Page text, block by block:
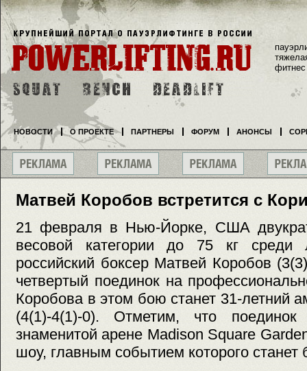
Матвей Коробов встретится с
21 февраля в Нью-Йорке, США
весовой категории до 75 кг среди
российский боксер Матвей Коробов
четвертый поединок на
Коробова в этом бою станет 31-летний
(4(1)-4(1)-0). Отметим, что
знаменитой арене Madison Square
шоу, главным событием которого станет
фитнес
НОВОСТИ О ПРОЕКТЕ ПАРТНЕРЫ ФОРУМ АНОНСЫ